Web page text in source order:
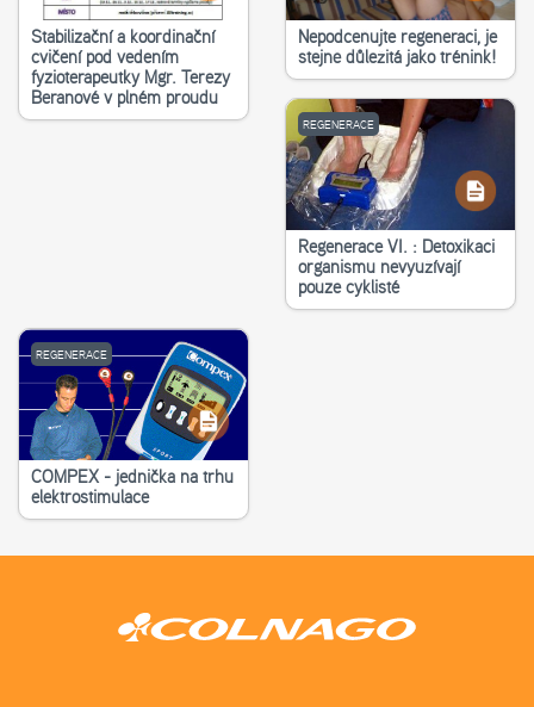
Stabilizační a koordinační
cvičení pod vedením
fyzioterapeutky Mgr. Terezy
Beranové v plném proudu
Nepodceňujte regeneraci, je
stejně důležitá jako trénink!
REGENERACE
Regenerace VI. : Detoxikaci
organismu nevyužívají
pouze cyklisté
REGENERACE
COMPEX - jednička na trhu
elektrostimulace